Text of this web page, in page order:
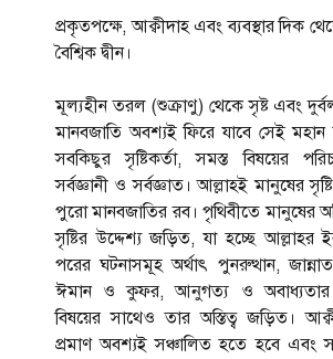
প্রকৃতপক্ষে, আক্বীদাহ এবং ব্যবস্থার দিক
বৈশ্বিক দ্বীন।
মূল্যহীন তরল (শুক্রাণু) থেকে সৃষ্ট এবং
মানবজাতি অবশ্যই ফিরে যাবে সেই মহান
সবকিছুর সৃষ্টিকর্তা, সমস্ত বিষয়ের
সর্বজ্ঞানী ও সর্বজ্ঞাত। আল্লাহই মানুষের
পুরো মানবজাতির রব। পৃথিবীতে মানুষের
সৃষ্টির উদ্দেশ্য জড়িত, যা হচ্ছে আল্লাহর
পরের ঘটনাসমূহ অর্থাৎ পুনরুত্থান,
ঈমান ও কুফর, আনুগত্য ও অবাধ্যতার
বিষয়ের সাথেও তার অস্তিত্ব জড়িত।
প্রমাণ অবশ্যই সঞ্চালিত হতে হবে এবং